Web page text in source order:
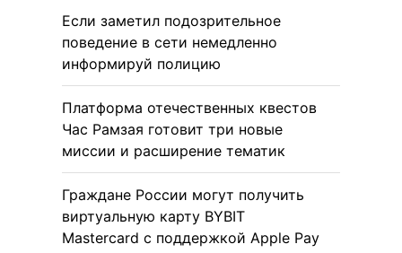
Если заметил подозрительное
поведение в сети немедленно
информируй полицию
Платформа отечественных квестов
Час Рамзая готовит три новые
миссии и расширение тематик
Граждане России могут получить
виртуальную карту BYBIT
Mastercard с поддержкой Apple Pay